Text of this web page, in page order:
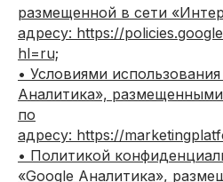
размещенной в сети
адресу: https://
hl=ru;
• Условиями
Аналитика»,
по
адресу: https://
• Политикой
«Google Аналитика»,